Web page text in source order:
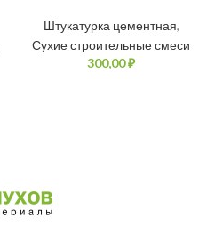
Штукатурка цементная,
Сухие строительные смеси
₽